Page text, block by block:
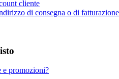
cliente
di consegna o di
e promozioni?